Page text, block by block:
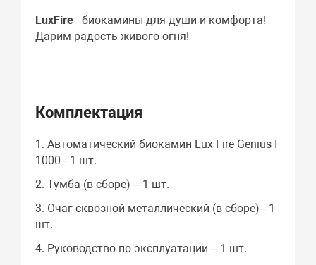
LuxFire - биокамины для души и комфорта!
Дарим радость живого огня!
Комплектация
1. Автоматический биокамин Lux Fire Genius-I
1000– 1 шт.
2. Тумба (в сборе) – 1 шт.
3. Очаг сквозной металлический (в сборе)– 1
шт.
4. Руководство по эксплуатации – 1 шт.